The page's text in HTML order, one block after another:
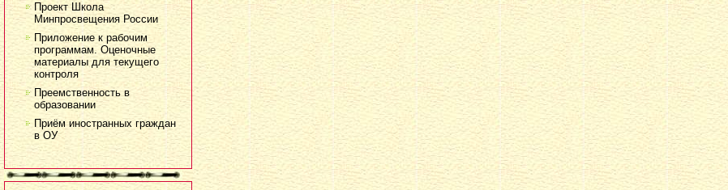
Проект Школа
Минпросвещения России
Приложение к рабочим
программам. Оценочные
материалы для текущего
контроля
Преемственность в
образовании
Приём иностранных граждан
в ОУ